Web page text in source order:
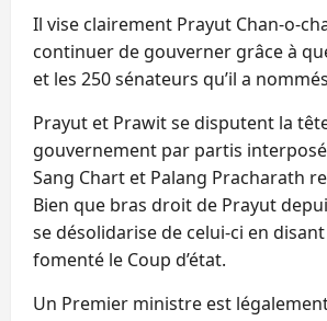
Il vise clairement Prayut Chan-o-
continuer de gouverner grâce à
et les 250 sénateurs qu’il a
Prayut et Prawit se disputent la
gouvernement par partis
Sang Chart et Palang Pracharath
Bien que bras droit de Prayut
se désolidarise de celui-ci en disant
fomenté le Coup d’état.
Un Premier ministre est